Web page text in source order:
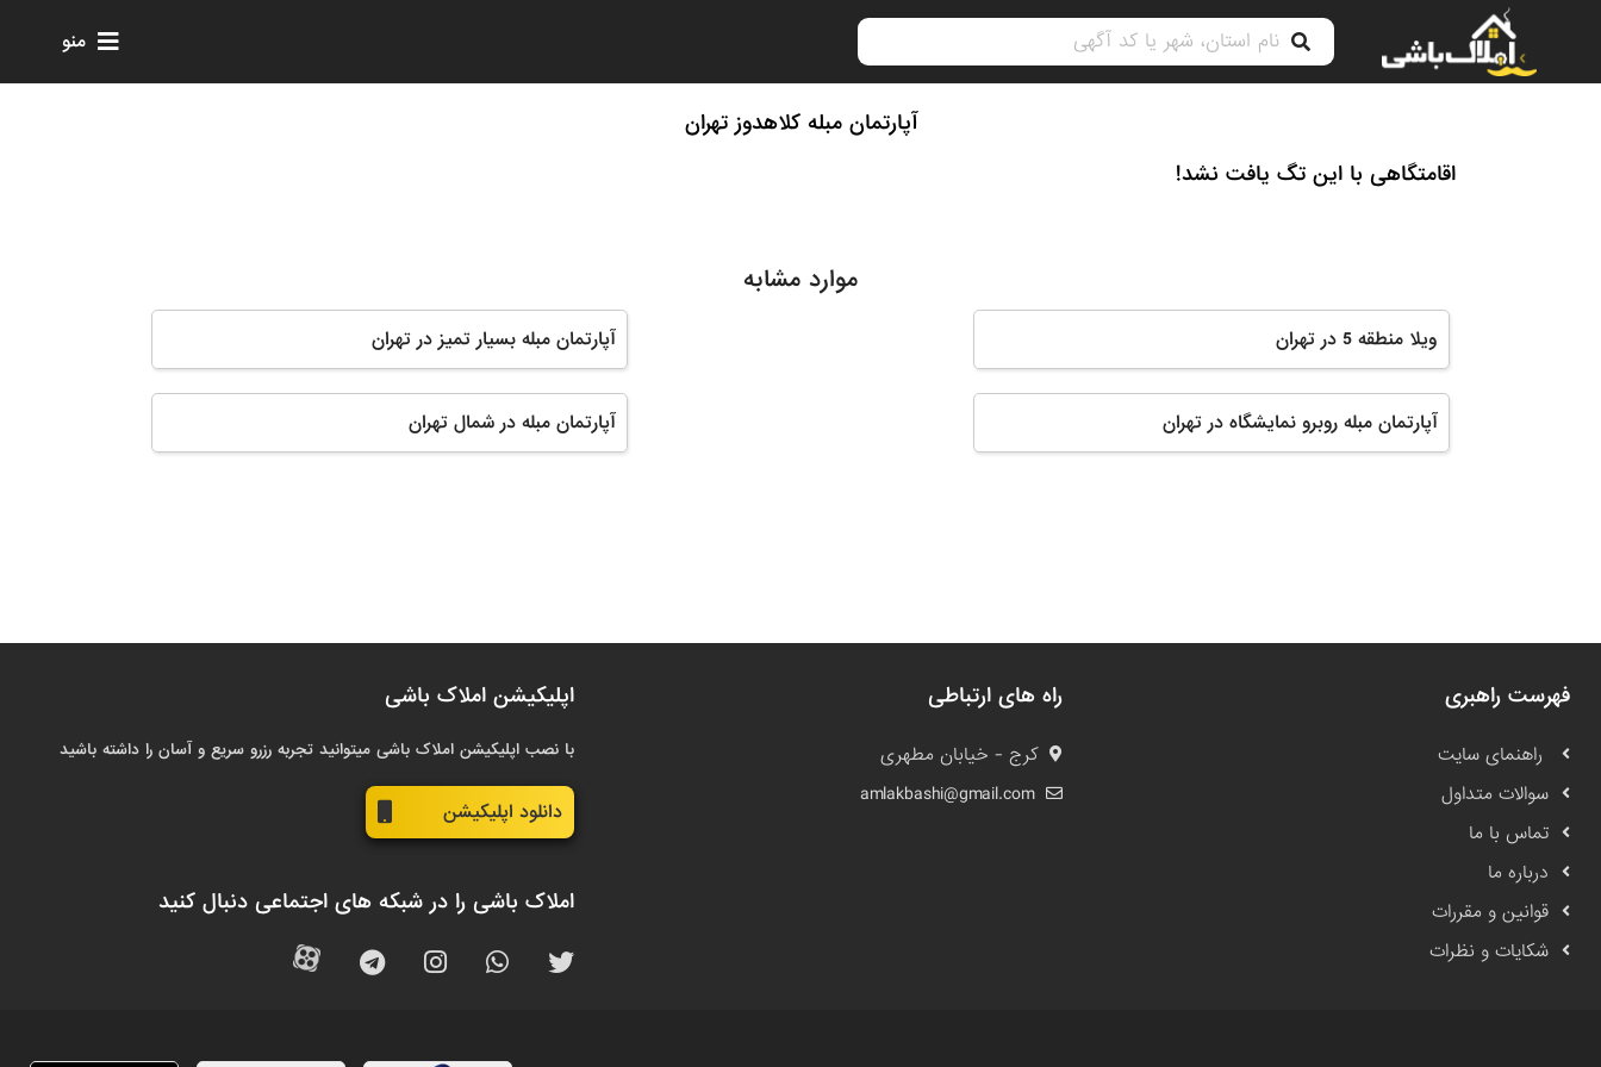
منو
آپارتمان مبله کلاهدوز تهران
اقامتگاهی با این تگ یافت نشد!
موارد مشابه
ویلا منطقه 5 در تهران آپارتمان مبله بسیار تمیز در تهران
آپارتمان مبله روبرو نمایشگاه در تهران آپارتمان مبله در شمال تهران
فهرست راهبری
راهنمای سایت
سوالات متداول
تماس با ما
درباره ما
قوانین و مقررات
شکایات و نظرات
راه های ارتباطی
کرج - خیابان مطهری
amlakbashi@gmail.com
اپلیکیشن املاک باشی
با نصب اپلیکیشن املاک باشی میتوانید تجربه رزرو سریع و آسان را داشته باشید
دانلود اپلیکیشن
املاک باشی را در شبکه های اجتماعی دنبال کنید